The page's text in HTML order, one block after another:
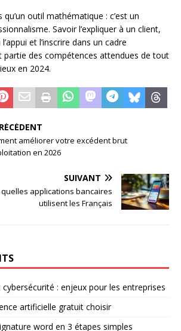
qu’un outil mathématique : c’est un
Savoir l’expliquer à un client,
et l’inscrire dans un cadre
partie des compétences attendues de tout
en 2024.
améliorer votre excédent brut
en 2026
SUIVANT
applications bancaires
utilisent les Français
: enjeux pour les entreprises
artificielle gratuit choisir
word en 3 étapes simples